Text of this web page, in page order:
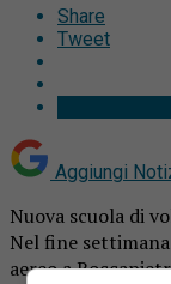
Share
Tweet
Aggiungi
Nuova scuola di
Nel fine settimana
aereo a